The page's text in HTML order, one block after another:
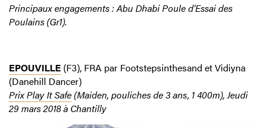
Principaux engagements : Abu Dhabi Poule d’Essai des
Poulains (Gr1).
EPOUVILLE (F3), FRA par Footstepsinthesand et Vidiyna
(Danehill Dancer)
Prix Play It Safe(Maiden, pouliches de 3 ans, 1 400m), Jeudi
29 mars 2018 à Chantilly